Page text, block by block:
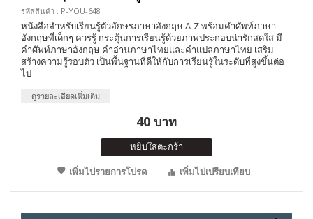
รหัสสินค้า : P-YOU-648
หนังสือสำหรับเรียนรู้ตัวอักษรภาษาอังกฤษ A-Z พร้อมคำศัพท์ภาษา
อังกฤษที่เด็กๆ ควรรู้ กระตุ้นการเรียนรู้ด้วยภาพประกอบน่ารักสดใส มี
คำศัพท์ภาษาอังกฤษ คำอ่านภาษาไทยและคำแปลภาษาไทย เสริม
สร้างความรู้รอบตัว เป็นพื้นฐานที่ดีให้กับการเรียนรู้ในระดับที่สูงขึ้นต่อ
ไป
ดูรายละเอียดเพิ่มเติม
40 บาท
หยิบใส่ตะกร้า
เพิ่มไปรายการโปรด
เพิ่มไปเปรียบเทียบ